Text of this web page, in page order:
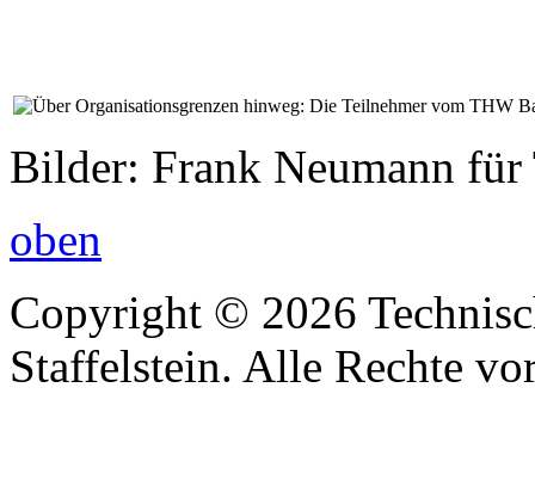
Bilder: Frank Neumann für
oben
Copyright © 2026
Staffelstein. Alle Rechte